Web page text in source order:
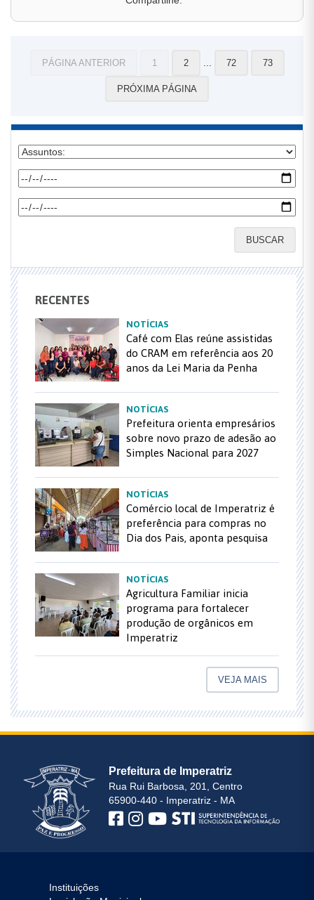
PÁGINA ANTERIOR 1 2 72 73
PRÓXIMA PÁGINA
BUSCAR
RECENTES
NOTÍCIAS
Café com Elas reúne assistidas
do CRAM em referência aos 20
anos da Lei Maria da Penha
NOTÍCIAS
Prefeitura orienta empresários
sobre novo prazo de adesão ao
Simples Nacional para 2027
NOTÍCIAS
Comércio local de Imperatriz é
preferência para compras no
Dia dos Pais, aponta pesquisa
NOTÍCIAS
Agricultura Familiar inicia
programa para fortalecer
produção de orgânicos em
Imperatriz
VEJA MAIS
Prefeitura de Imperatriz
Rua Rui Barbosa, 201, Centro
65900-440 - Imperatriz - MA
Instituições